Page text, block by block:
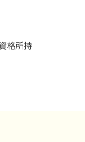
格所持